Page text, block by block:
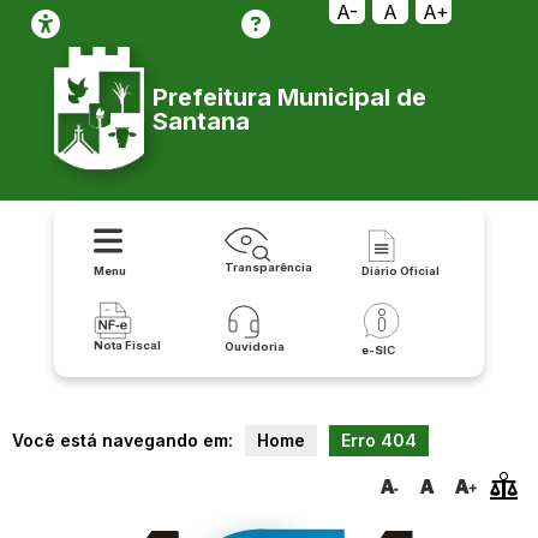
relatorio/exportar_v2/transporte_escolar/pdf
A- A A+
Prefeitura Municipal de
Santana
Menu Transparência Diário Oficial
Nota Fiscal Ouvidoria e-SIC
Você está navegando em: Home Erro 404